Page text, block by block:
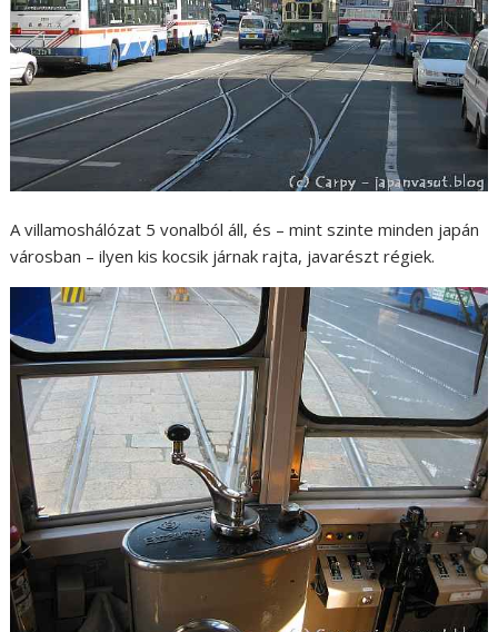
A villamoshálózat 5 vonalból áll, és – mint szinte minden japán
városban – ilyen kis kocsik járnak rajta, javarészt régiek.